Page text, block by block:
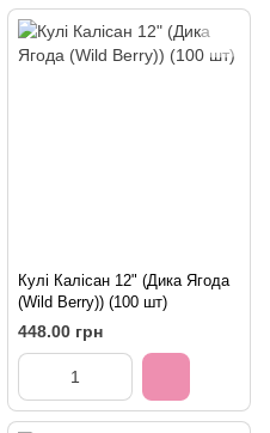
Кулі Калісан 12" (Дика Ягода
(Wild Berry)) (100 шт)
448.00 грн